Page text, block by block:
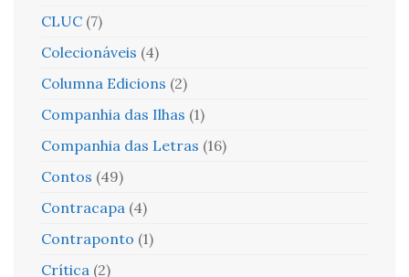
CLUC (7)
Colecionáveis (4)
Columna Edicions (2)
Companhia das Ilhas (1)
Companhia das Letras (16)
Contos (49)
Contracapa (4)
Contraponto (1)
Crítica (2)